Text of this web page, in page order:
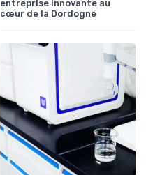
entreprise innovante au
cœur de la Dordogne